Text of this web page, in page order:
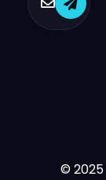
© 2025